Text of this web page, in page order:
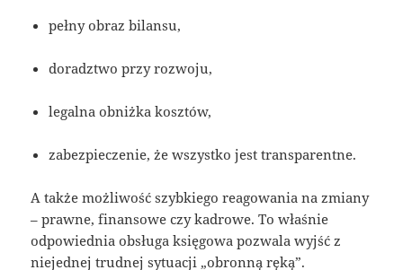
pełny obraz bilansu,
doradztwo przy rozwoju,
legalna obniżka kosztów,
zabezpieczenie, że wszystko jest transparentne.
A także możliwość szybkiego reagowania na zmiany
– prawne, finansowe czy kadrowe. To właśnie
odpowiednia obsługa księgowa pozwala wyjść z
niejednej trudnej sytuacji „obronną ręką”.